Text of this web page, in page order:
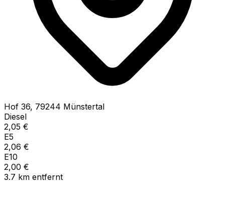
Hof 36, 79244 Münstertal
Diesel
2,05 €
E5
2,06 €
E10
2,00 €
3.7 km entfernt